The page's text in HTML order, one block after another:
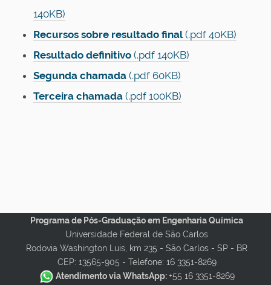
140KB)
Recursos sobre resultado final(.pdf 40KB)
Resultado definitivo (.pdf 140KB)
Segunda chamada (.pdf 60KB)
Terceira chamada (.pdf 100KB)
Programa de Pós-Graduação em Engenharia Química
Universidade Federal de São Carlos
Rodovia Washington Luis, km 235 - São Carlos - SP - BR
CEP: 13565-905 - Telefone: 16 3351-8269
Atendimento via WhatsApp:+55 16 3351-8269